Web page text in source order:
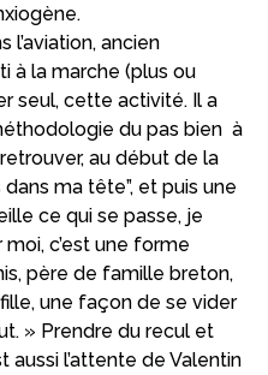
l’aviation, ancien
à la marche (plus ou
seul, cette activité. Il a
du pas bien à
au début de la
ma tête”, et puis une
ce qui se passe, je
c’est une forme
père de famille breton,
une façon de se vider
» Prendre du recul et
aussi l’attente de Valentin